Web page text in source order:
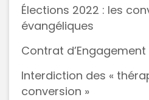
Élections 2022 : les
évangéliques
Contrat d’Engagement
Interdiction des «
conversion »